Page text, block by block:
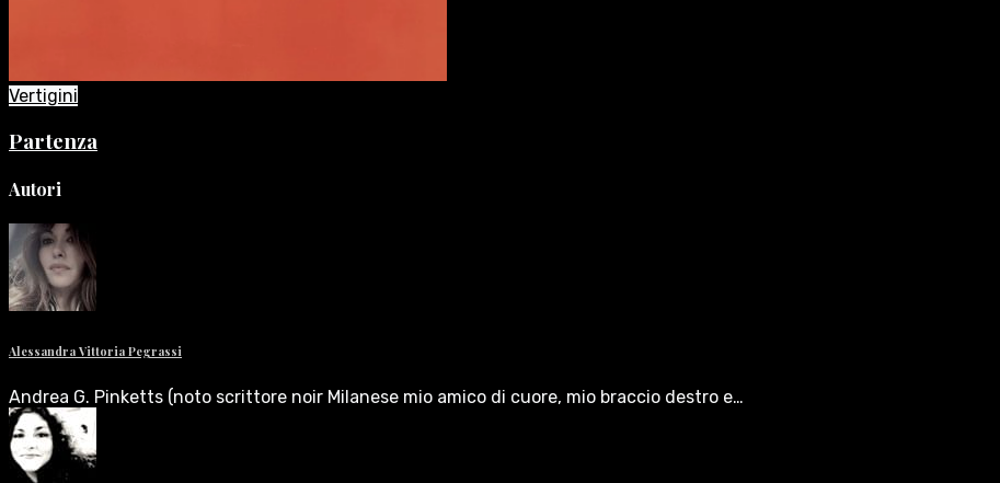
Vertigini
Partenza
Autori
Alessandra Vittoria Pegrassi
Andrea G. Pinketts (noto scrittore noir Milanese mio amico di cuore, mio braccio destro e…